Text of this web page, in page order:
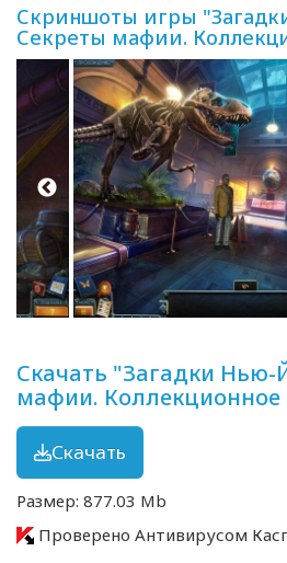
Скриншоты игры
Секреты мафии.
Скачать "Загадки Нью-
мафии.
Скачать
Размер: 877.03 Mb
Проверено Антивирусом